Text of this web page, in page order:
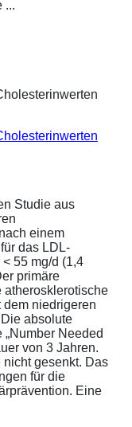
...
Studie aus
einem
das LDL-
55 mg/d (1,4
primäre
atherosklerotische
dem niedrigeren
absolute
Needed
von 3 Jahren.
gesenkt. Das
für die
Eine